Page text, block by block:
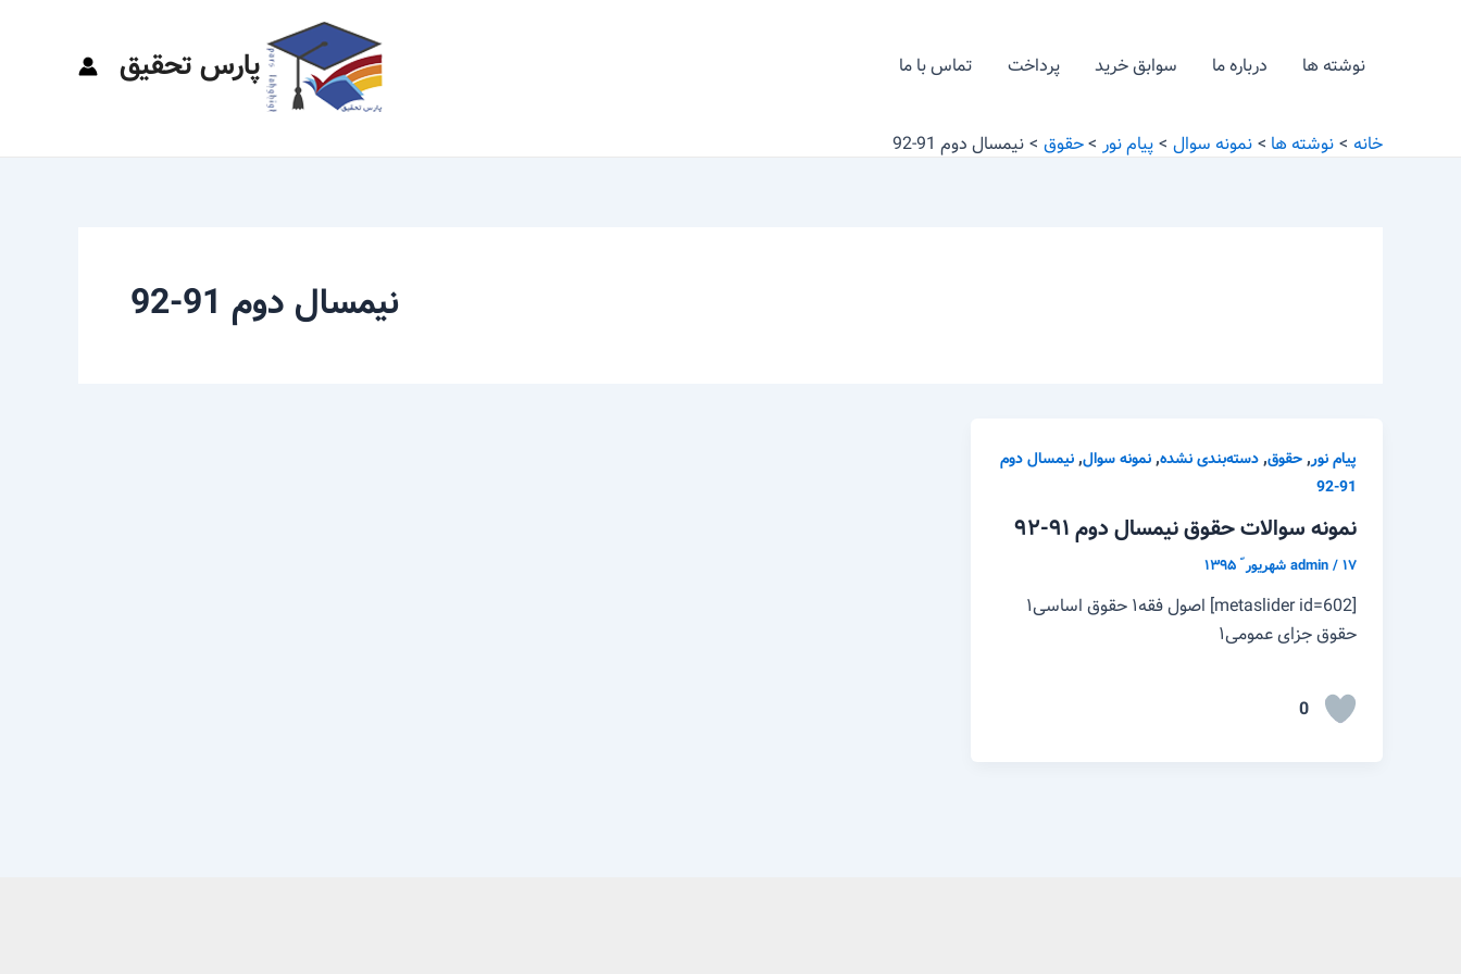
نوشته ها درباره ما سوابق خرید پرداخت تماس با ما پارس تحقیق
خانه نوشته ها نمونه سوال پیام نور حقوق نیمسال دوم 91-92
نیمسال دوم 91-92
پیام نور,حقوق,دسته‌بندی نشده,نمونه سوال,نیمسال دوم
91-92
نمونه سوالات حقوق نیمسال دوم ۹۱-۹۲
admin/۱۷ شهریور ّ ۱۳۹۵
[metaslider id=602] اصول فقه۱ حقوق اساسی۱
حقوق جزای عمومی۱
0